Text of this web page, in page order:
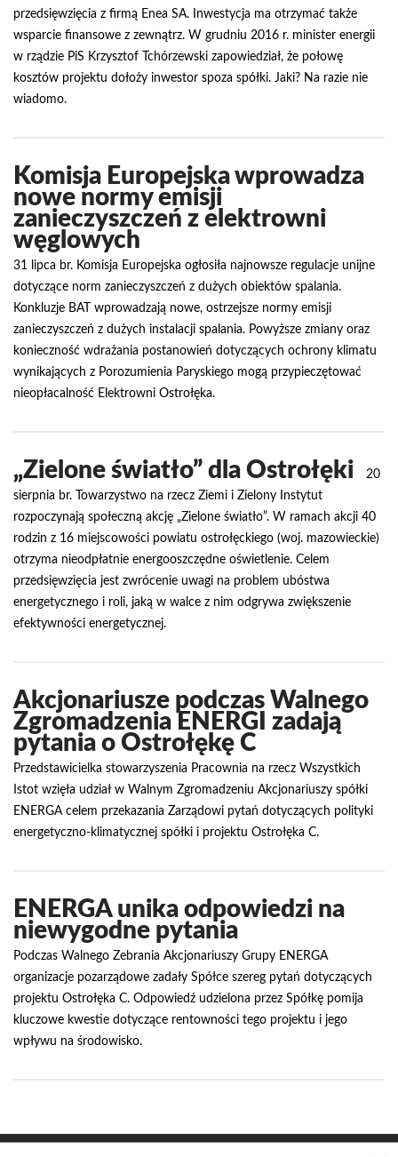
przedsięwzięcia z firmą Enea SA. Inwestycja ma otrzymać także
wsparcie finansowe z zewnątrz. W grudniu 2016 r. minister energii
w rządzie PiS Krzysztof Tchórzewski zapowiedział, że połowę
kosztów projektu dołoży inwestor spoza spółki. Jaki? Na razie nie
wiadomo.
Komisja Europejska wprowadza
nowe normy emisji
zanieczyszczeń z elektrowni
węglowych
31 lipca br. Komisja Europejska ogłosiła najnowsze regulacje unijne
dotyczące norm zanieczyszczeń z dużych obiektów spalania.
Konkluzje BAT wprowadzają nowe, ostrzejsze normy emisji
zanieczyszczeń z dużych instalacji spalania. Powyższe zmiany oraz
konieczność wdrażania postanowień dotyczących ochrony klimatu
wynikających z Porozumienia Paryskiego mogą przypieczętować
nieopłacalność Elektrowni Ostrołęka.
„Zielone światło” dla Ostrołęki
20
sierpnia br. Towarzystwo na rzecz Ziemi i Zielony Instytut
rozpoczynają społeczną akcję „Zielone światło”. W ramach akcji 40
rodzin z 16 miejscowości powiatu ostrołęckiego (woj. mazowieckie)
otrzyma nieodpłatnie energooszczędne oświetlenie. Celem
przedsięwzięcia jest zwrócenie uwagi na problem ubóstwa
energetycznego i roli, jaką w walce z nim odgrywa zwiększenie
efektywności energetycznej.
Akcjonariusze podczas Walnego
Zgromadzenia ENERGI zadają
pytania o Ostrołękę C
Przedstawicielka stowarzyszenia Pracownia na rzecz Wszystkich
Istot wzięła udział w Walnym Zgromadzeniu Akcjonariuszy spółki
ENERGA celem przekazania Zarządowi pytań dotyczących polityki
energetyczno-klimatycznej spółki i projektu Ostrołęka C.
ENERGA unika odpowiedzi na
niewygodne pytania
Podczas Walnego Zebrania Akcjonariuszy Grupy ENERGA
organizacje pozarządowe zadały Spółce szereg pytań dotyczących
projektu Ostrołęka C. Odpowiedź udzielona przez Spółkę pomija
kluczowe kwestie dotyczące rentowności tego projektu i jego
wpływu na środowisko.